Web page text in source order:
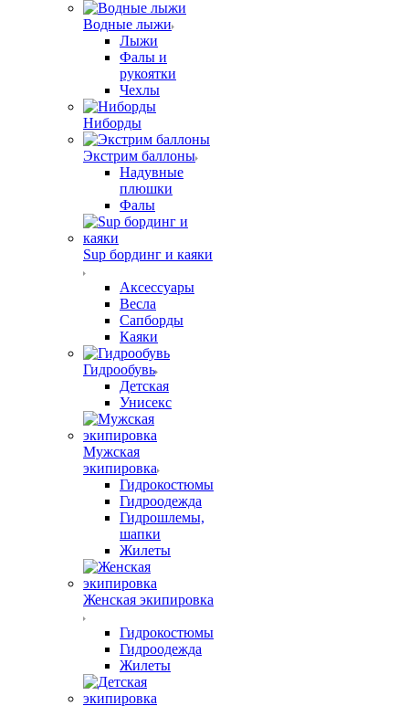
Водные лыжи
Лыжи
Фалы и
рукоятки
Чехлы
Ниборды
Экстрим баллоны
Надувные
плюшки
Фалы
Sup бординг и каяки
Аксессуары
Весла
Сапборды
Каяки
Гидрообувь
Детская
Унисекс
Мужская
экипировка
Гидрокостюмы
Гидроодежда
Гидрошлемы,
шапки
Жилеты
Женская экипировка
Гидрокостюмы
Гидроодежда
Жилеты